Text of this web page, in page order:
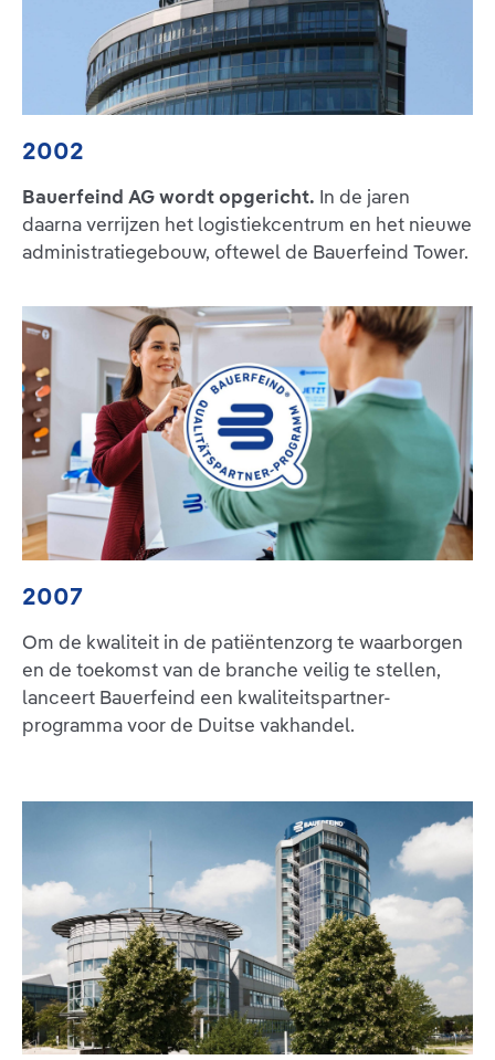
2002
Bauerfeind AG wordt opgericht. In de jaren
daarna verrijzen het logistiekcentrum en het nieuwe
administratiegebouw, oftewel de Bauerfeind Tower.
2007
Om de kwaliteit in de patiëntenzorg te waarborgen
en de toekomst van de branche veilig te stellen,
lanceert Bauerfeind een kwaliteitspartner-
programma voor de Duitse vakhandel.